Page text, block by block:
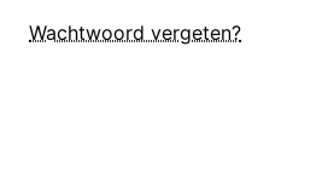
Wachtwoord vergeten?